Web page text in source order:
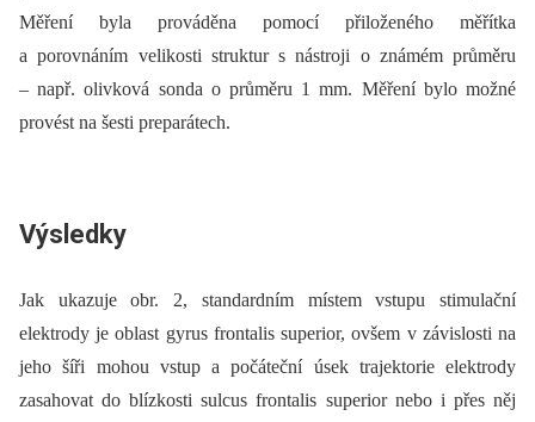
Měření byla prováděna pomocí přiloženého měřítka
a porovnáním velikosti struktur s nástroji o známém průměru
–⁠ např. olivková sonda o průměru 1 mm. Měření bylo možné
provést na šesti preparátech.
Výsledky
Jak ukazuje obr. 2, standardním místem vstupu stimulační
elektrody je oblast gyrus frontalis superior, ovšem v závislosti na
jeho šíři mohou vstup a počáteční úsek trajektorie elektrody
zasahovat do blízkosti sulcus frontalis superior nebo i přes něj